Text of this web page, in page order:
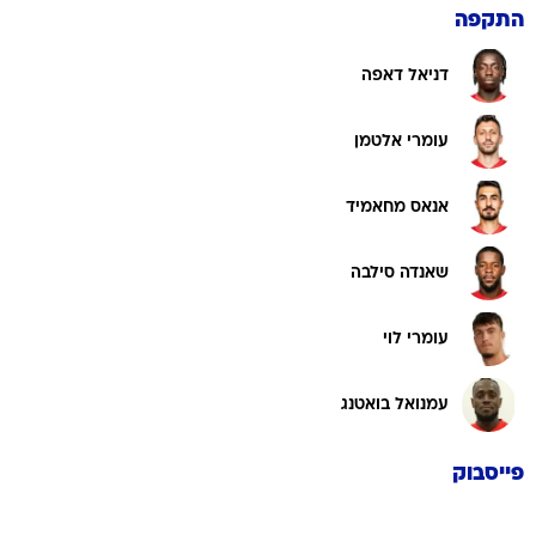
התקפה
דניאל דאפה
עומרי אלטמן
אנאס מחאמיד
שאנדה סילבה
עומרי לוי
עמנואל בואטנג
פייסבוק